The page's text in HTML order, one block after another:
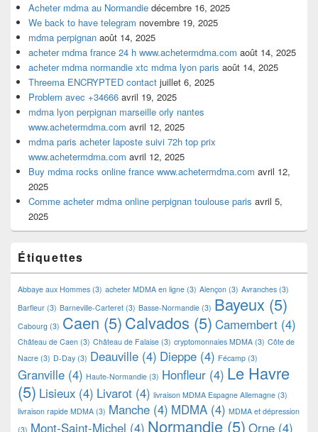
Acheter mdma au Normandie décembre 16, 2025
We back to have telegram novembre 19, 2025
mdma perpignan août 14, 2025
acheter mdma france 24 h www.achetermdma.com août 14, 2025
acheter mdma normandie xtc mdma lyon paris août 14, 2025
Threema ENCRYPTED contact juillet 6, 2025
Problem avec +34666 avril 19, 2025
mdma lyon perpignan marseille orly nantes
www.achetermdma.com avril 12, 2025
mdma paris acheter laposte suivi 72h top prix
www.achetermdma.com avril 12, 2025
Buy mdma rocks online france www.achetermdma.com avril 12,
2025
Comme acheter mdma online perpignan toulouse paris avril 5,
2025
Étiquettes
Abbaye aux Hommes (3) acheter MDMA en ligne (3) Alençon (3) Avranches (3)
Barfleur (3) Barneville-Carteret (3) Basse-Normandie (3) Bayeux (5)
Cabourg (3) Caen (5)Calvados (5) Camembert (4)
Château de Caen (3) Château de Falaise (3) cryptomonnaies MDMA (3) Côte de
Nacre (3) D-Day (3) Deauville (4) Dieppe (4) Fécamp (3)
Granville (4) Haute-Normandie (3) Honfleur (4) Le Havre
(5) Lisieux (4) Livarot (4) livraison MDMA Espagne Allemagne (3)
livraison rapide MDMA (3) Manche (4) MDMA (4) MDMA et dépression
(3) Mont-Saint-Michel (4) Normandie (5) Orne (4)